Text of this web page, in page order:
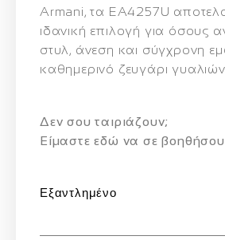
Armani, τα EA4257U
ιδανική επιλογή για όσους
στυλ, άνεση και σύγχρονη
καθημερινό ζευγάρι γυαλιών
Δεν σου ταιριάζουν;
Eίμαστε εδώ να σε
Εξαντλημένο